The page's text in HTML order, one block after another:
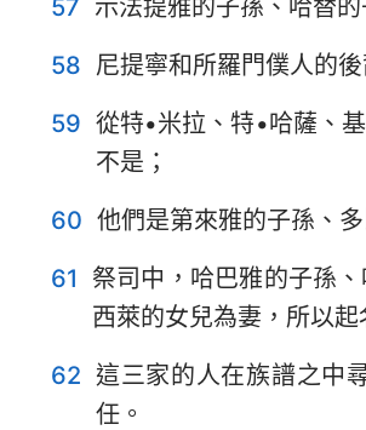
57 示法提雅的子孫、哈替
58 尼提寧和所羅門僕人的
59 從特•米拉、特•哈薩、
不是；
60 他們是第來雅的子孫、
61
祭司中，哈巴雅的子孫
西萊的女兒為妻，所以起
62 這三家的人在族譜之中
任。